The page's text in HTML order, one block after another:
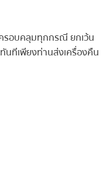
รอบคลุมทุกกรณี ยกเว้น
นทีเพียงท่านส่งเครื่องคืน